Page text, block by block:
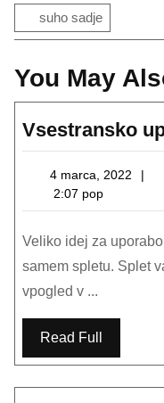
suho sadje
You May
Vsestransko
4 marca, 2022
2:07 pop
Veliko idej za uporabo keramike se lahko dobi na
samem spletu. Splet
vpogled v ...
Read Full